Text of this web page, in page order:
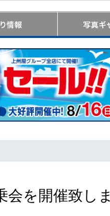
を開催致しま